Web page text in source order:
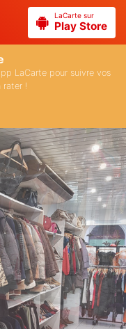
LaCarte sur
Play Store
LaCarte pour suivre vos
rater !